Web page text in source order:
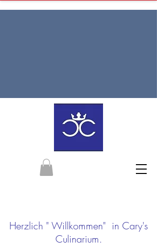
Herzlich " Willkommen" in Cary's
Culinarium.